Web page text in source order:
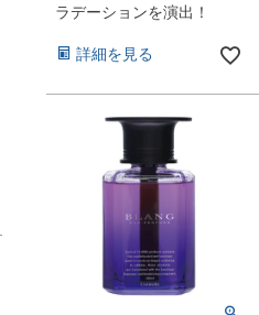
ラデーションを演出！
詳細を見る